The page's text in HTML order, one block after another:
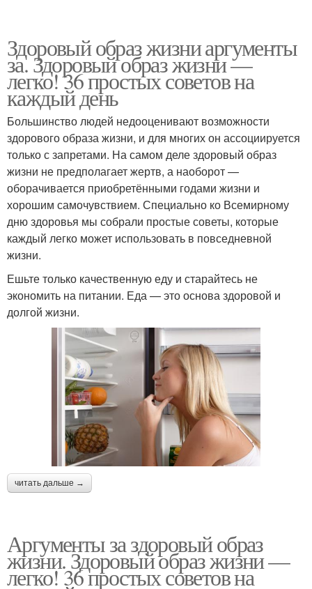
Здоровый образ жизни аргументы
за. Здоровый образ жизни —
легко! 36 простых советов на
каждый день
Большинство людей недооценивают возможности
здорового образа жизни, и для многих он ассоциируется
только с запретами. На самом деле здоровый образ
жизни не предполагает жертв, а наоборот —
оборачивается приобретёнными годами жизни и
хорошим самочувствием. Специально ко Всемирному
дню здоровья мы собрали простые советы, которые
каждый легко может использовать в повседневной
жизни.
Ешьте только качественную еду и старайтесь не
экономить на питании. Еда — это основа здоровой и
долгой жизни.
читать дальше →
Аргументы за здоровый образ
жизни. Здоровый образ жизни —
легко! 36 простых советов на